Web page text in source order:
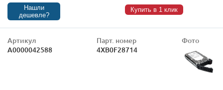
Нашли
дешевле?
Купить в 1 клик
Артикул
А0000042588
Парт. номер
4XB0F28714
Фото